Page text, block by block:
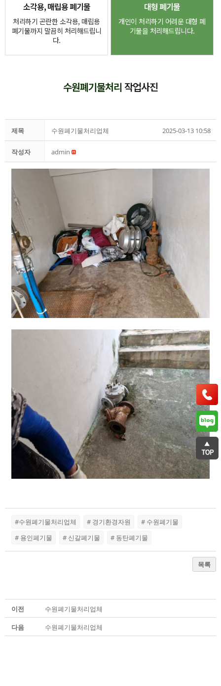
소각용, 매립용 폐기물
처리하기 곤란한 소각용, 매립용
폐기물까지 말끔히 처리해드립니
다.
대형 폐기물
개인이 처리하기 어려운 대형 폐
기물을 처리해드립니다.
수원폐기물처리작업사진
제목 수원폐기물처리업체 2025-03-13 10:58
작성자 admin
#수원폐기물처리업체 # 경기환경자원
# 수원폐기물
# 용인폐기물
# 신갈폐기물 # 동탄폐기물
목록
이전 수원폐기물처리업체
다음 수원폐기물처리업체